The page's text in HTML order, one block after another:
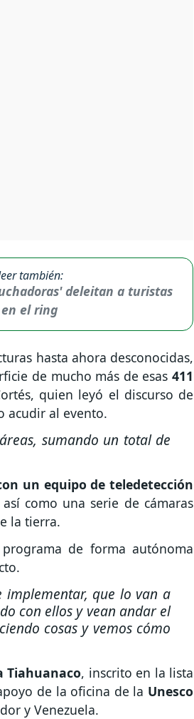
también:
deleitan a turistas
el ring
hasta ahora desconocidas,
de mucho más de esas 411
quien leyó el discurso de
acudir al evento.
sumando un total de
un equipo de teledetección
como una serie de cámaras
la tierra.
de forma autónoma
implementar, que lo van a
con ellos y vean andar el
cosas y vemos cómo
Tiahuanaco, inscrito en la lista
de la oficina de la Unesco
y Venezuela.